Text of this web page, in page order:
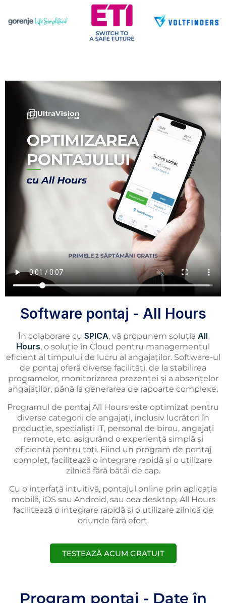
Software pontaj - All Hours
În colaborare cu SPICA, vă propunem soluția All
Hours, o soluție în Cloud pentru managementul
eficient al timpului de lucru al angajaților. Software-ul
de pontaj oferă diverse facilități, de la stabilirea
programelor, monitorizarea prezenței și a absențelor
angajaților, până la generarea de rapoarte complexe.
Programul de pontaj All Hours este optimizat pentru
diverse categorii de angajați, inclusiv lucrători în
producție, specialiști IT, personal de birou, angajați
remote, etc. asigurând o experiență simplă și
eficientă pentru toți. Fiind un program de pontaj
complet, facilitează o integrare rapidă și o utilizare
zilnică fără bătăi de cap.
Cu o interfață intuitivă, pontajul online prin aplicația
mobilă, iOS sau Android, sau cea desktop, All Hours
facilitează o integrare rapidă și o utilizare zilnică de
oriunde fără efort.
TESTEAZĂ ACUM GRATUIT
Program pontaj - Date în